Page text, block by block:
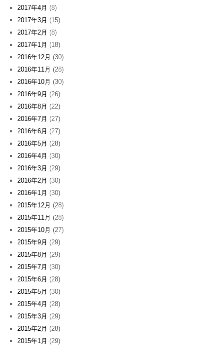
2017年4月 (8)
2017年3月 (15)
2017年2月 (8)
2017年1月 (18)
2016年12月 (30)
2016年11月 (28)
2016年10月 (30)
2016年9月 (26)
2016年8月 (22)
2016年7月 (27)
2016年6月 (27)
2016年5月 (28)
2016年4月 (30)
2016年3月 (29)
2016年2月 (30)
2016年1月 (30)
2015年12月 (28)
2015年11月 (28)
2015年10月 (27)
2015年9月 (29)
2015年8月 (29)
2015年7月 (30)
2015年6月 (28)
2015年5月 (30)
2015年4月 (28)
2015年3月 (29)
2015年2月 (28)
2015年1月 (29)